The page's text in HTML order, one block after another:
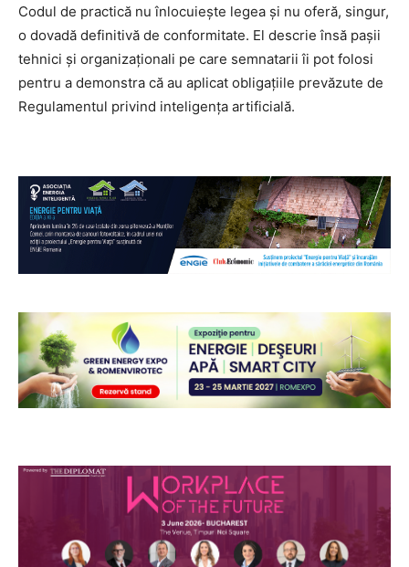
Codul de practică nu înlocuiește legea și nu oferă, singur,
o dovadă definitivă de conformitate. El descrie însă pașii
tehnici și organizaționali pe care semnatarii îi pot folosi
pentru a demonstra că au aplicat obligațiile prevăzute de
Regulamentul privind inteligența artificială.